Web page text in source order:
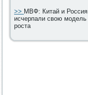
>> МВФ: Китай и Россия
исчерпали свою модель
роста